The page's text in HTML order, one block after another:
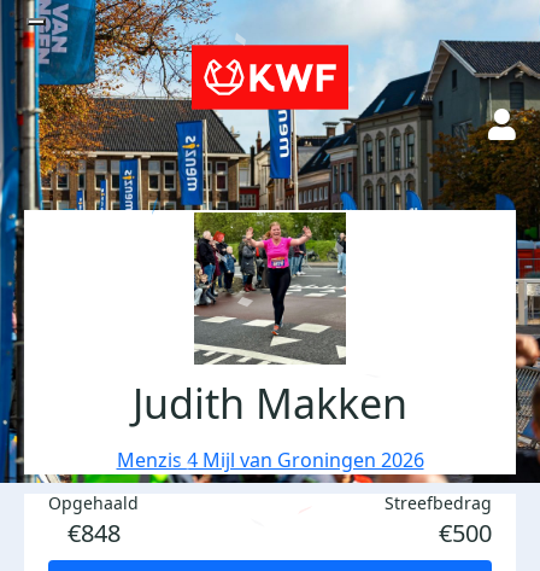
Judith Makken
Menzis 4 Mijl van Groningen 2026
Opgehaald
€848
Streefbedrag
€500